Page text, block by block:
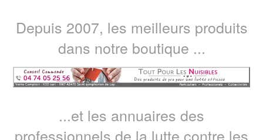
Depuis 2007, les meilleurs produits
dans notre boutique ...
...et les annuaires des
professionnels de la lutte contre les